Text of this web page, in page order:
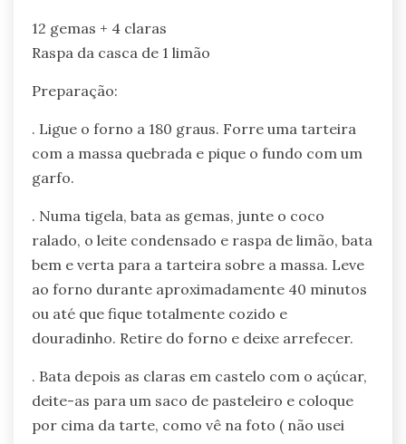
12 gemas + 4 claras
Raspa da casca de 1 limão
Preparação:
. Ligue o forno a 180 graus. Forre uma tarteira
com a massa quebrada e pique o fundo com um
garfo.
. Numa tigela, bata as gemas, junte o coco
ralado, o leite condensado e raspa de limão, bata
bem e verta para a tarteira sobre a massa. Leve
ao forno durante aproximadamente 40 minutos
ou até que fique totalmente cozido e
douradinho. Retire do forno e deixe arrefecer.
. Bata depois as claras em castelo com o açúcar,
deite-as para um saco de pasteleiro e coloque
por cima da tarte, como vê na foto ( não usei